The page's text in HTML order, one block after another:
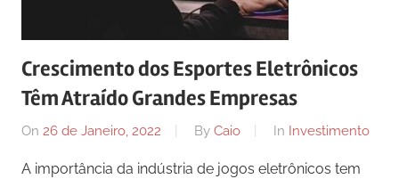
Crescimento dos Esportes Eletrônicos
Têm Atraído Grandes Empresas
On 26 de Janeiro, 2022 By Caio In Investimento
A importância da indústria de jogos eletrônicos tem